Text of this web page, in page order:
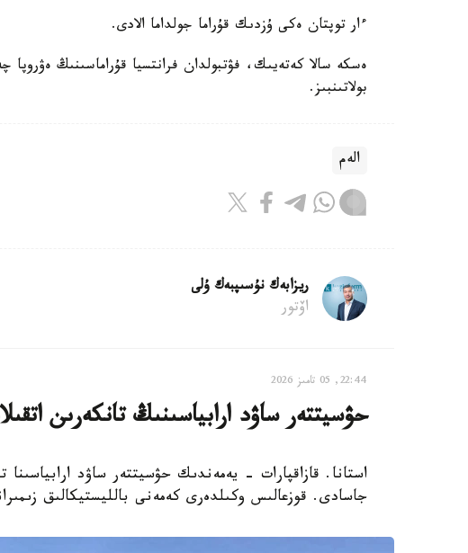
ءار توپتان ەكى ۇزدىك قۇراما جولداما الادى.
ەسكە سالا كەتەيىك، فۋتبولدان فرانتسيا قۇراماسىنىڭ ەۋروپا
بولاتىنبىز.
الەم
ريزابەك نۇسىپبەك ۇلى
اۆتور
22:44, 05 تامىز 2026
حۋسيتتەر ساۋد ارابياسىنىڭ تانكەرىن
استانا. قازاقپارات - يەمەندىك حۋسيتتەر ساۋد
جاسادى. قوزعالىس وكىلدەرى كەمەنى بالليستيكالىق